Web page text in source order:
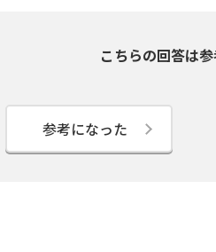
こちらの回答は
参考になった